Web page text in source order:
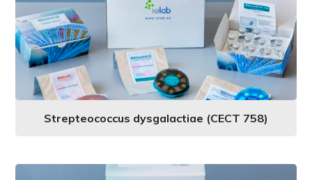
Strepteococcus dysgalactiae (CECT 758)